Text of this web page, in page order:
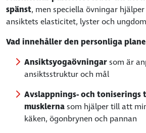
spänst, men speciella övningar
ansiktets elasticitet, lyster och
Vad innehåller den personliga
Ansiktsyogaövningarsom är
ansiktsstruktur och mål
Avslappnings- och toniserings
musklernasom hjälper till att
käken, ögonbrynen och pannan